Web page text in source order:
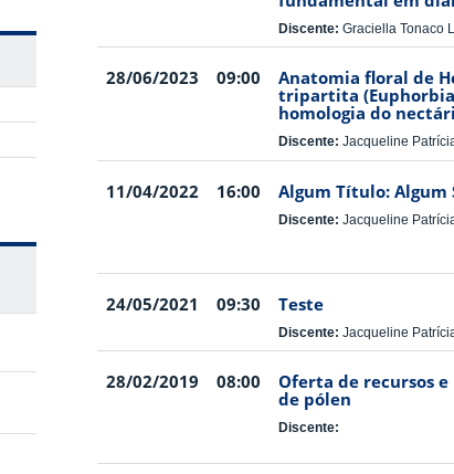
Discente: Graciella Tonaco
28/06/2023 09:00
Anatomia floral de
tripartita
homologia do
Discente: Jacqueline
11/04/2022 16:00 Algum Título:
Discente: Jacqueline
24/05/2021 09:30 Teste
Discente: Jacqueline
28/02/2019 08:00
Oferta de recursos
de pólen
Discente: